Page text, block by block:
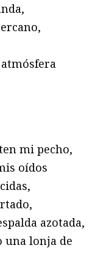
mi pecho,
oídos
azotada,
una lonja de